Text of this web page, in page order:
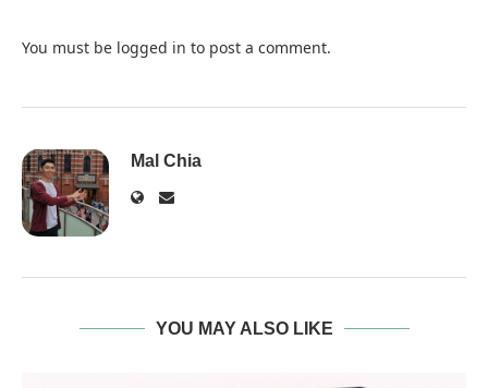
You must be logged in to post a comment.
Mal Chia
YOU MAY ALSO LIKE